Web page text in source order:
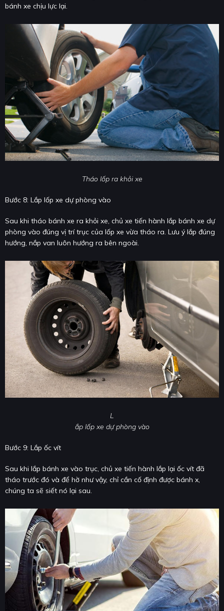
bánh xe chịu lực lại.
Tháo lốp ra khỏi xe
Bước 8: Lắp lốp xe dự phòng vào
Sau khi tháo bánh xe ra khỏi xe, chủ xe tiến hành lắp bánh xe dự
phòng vào đúng vị trí trục của lốp xe vừa tháo ra. Lưu ý lắp đúng
hướng, nắp van luôn hướng ra bên ngoài.
L
ắp lốp xe dự phòng vào
Bước 9: Lắp ốc vít
Sau khi lắp bánh xe vào trục, chủ xe tiến hành lắp lại ốc vít đã
tháo trước đó và để hờ như vậy, chỉ cần cố định được bánh x,
chúng ta sẽ siết nó lại sau.